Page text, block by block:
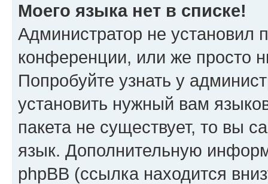
Моего языка нет в списке!
Администратор не установил
конференции, или же просто
Попробуйте узнать у
установить нужный вам
пакета не существует, то вы
язык. Дополнительную
phpBB (ссылка находится